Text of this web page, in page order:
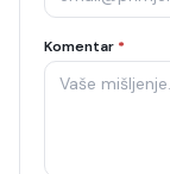
Komentar *